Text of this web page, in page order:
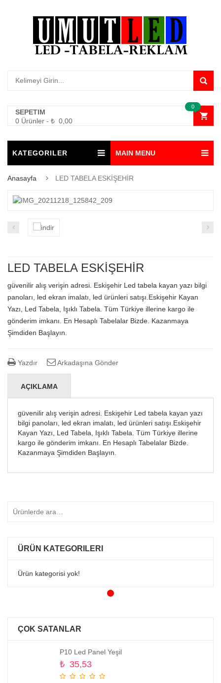
SEPETIM
0 Ürünler - ₺ 0,00
0
KATEGORILER MAIN MENU
Anasayfa LED TABELA ESKİŞEHİR
LED TABELA ESKİŞEHİR
güvenilir alış verişin adresi. Eskişehir Led tabela kayan yazı bilgi
panoları, led ekran imalatı, led ürünleri satışı.Eskişehir Kayan
Yazı, Led Tabela, Işıklı Tabela. Tüm Türkiye illerine kargo ile
gönderim imkanı. En Hesaplı Tabelalar Bizde. Kazanmaya
Şimdiden Başlayın.
Yazdır Arkadaşına Gönder
AÇIKLAMA
güvenilir alış verişin adresi. Eskişehir Led tabela kayan yazı
bilgi panoları, led ekran imalatı, led ürünleri satışı.Eskişehir
Kayan Yazı, Led Tabela, Işıklı Tabela. Tüm Türkiye illerine
kargo ile gönderim imkanı. En Hesaplı Tabelalar Bizde.
Kazanmaya Şimdiden Başlayın.
ÜRÜN KATEGORILERI
Ürün kategorisi yok!
ÇOK SATANLAR
P10 Led Panel Yeşil
₺ 35,53